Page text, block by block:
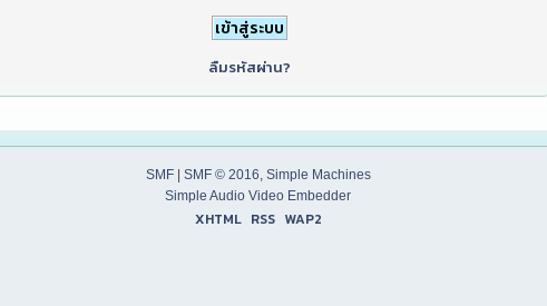
ลืมรหัสผ่าน?
SMF| SMF © 2016, Simple Machines
Simple Audio Video Embedder
XHTML RSS WAP2